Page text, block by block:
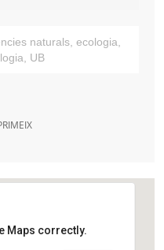
naturals, ecologia,
, UB
Maps correctly.